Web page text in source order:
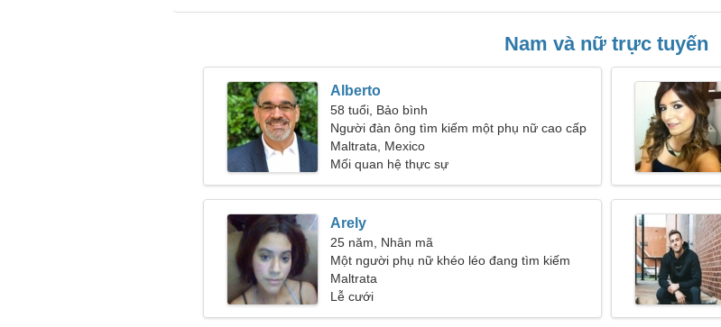
Nam và nữ trực tuyến
Alberto
58 tuổi, Bảo bình
Người đàn ông tìm kiếm một phụ nữ cao cấp
46-54
Maltrata, Mexico
Mối quan hệ thực sự
Arely
25 năm, Nhân mã
Một người phụ nữ khéo léo đang tìm kiếm
một mối quan hệ nồng nàn
Maltrata
Lễ cưới